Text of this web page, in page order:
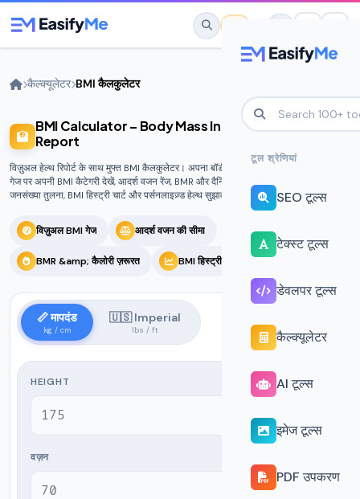
Star any tool to save it here for quick
access.
टूल श्रेणियां
SEO टूल्स
टेक्स्ट टूल्स
डेवलपर टूल्स
कैल्‍क्‍यूलेटर
AI टूल्स
इमेज टूल्स
PDF उपकरण
कैल्‍क्‍यूलेटर BMI कैलकुलेटर
BMI Calculator – Body Mass Index aur Health
Report
विज़ुअल हेल्थ रिपोर्ट के साथ मुफ्त BMI कैलकुलेटर। अपना बॉडी मास इंडेक्स कैलकुलेट करें, एनिमेटेड
गेज पर अपनी BMI कैटेगरी देखें, आदर्श वजन रेंज, BMR और दैनिक कैलोरी ज़रूरत, बॉडी फैट अनुमान,
जनसंख्या तुलना, BMI हिस्ट्री चार्ट और पर्सनलाइज़्ड हेल्थ सुझाव पाएं।
विज़ुअल BMI गेज आदर्श वजन की सीमा
BMR &amp; कैलोरी ज़रूरत BMI हिस्ट्री ट्रैकर
📏 मापदंड
kg / cm
🇺🇸 Imperial
lbs / ft
HEIGHT
वज़न